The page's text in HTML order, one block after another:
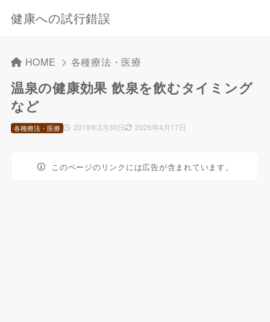
健康への試行錯誤
HOME 各種療法・医療
温泉の健康効果 飲泉を飲むタイミング
など
2018年3月30日 2026年4月17日
各種療法・医療
このページのリンクには広告が含まれています。